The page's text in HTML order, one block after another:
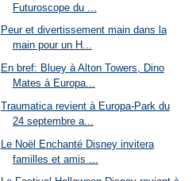
Futuroscope du ...
Peur et divertissement main dans la
main pour un H...
En bref: Bluey à Alton Towers, Dino
Mates à Europa...
Traumatica revient à Europa-Park du
24 septembre a...
Le Noël Enchanté Disney invitera
familles et amis ...